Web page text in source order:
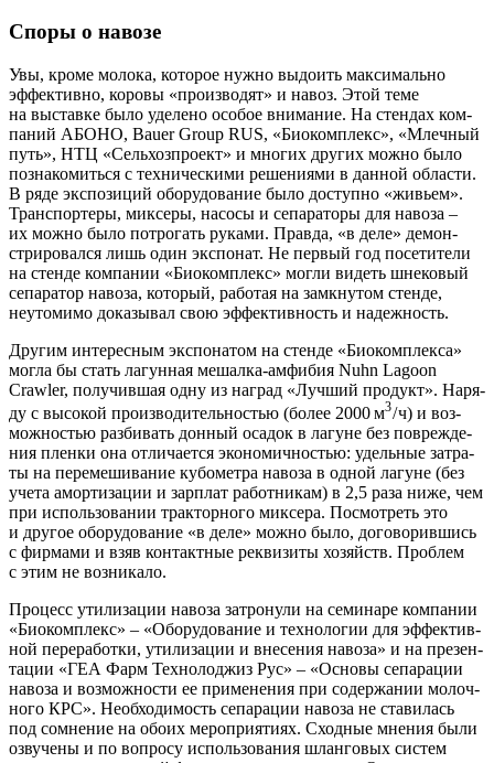
Споры о навозе
Увы, кро­ме моло­ка, кото­рое нуж­но выдо­ить мак­си­маль­но
эффек­тив­но, коро­вы «про­из­во­дят» и навоз. Этой теме
на выстав­ке было уде­ле­но осо­бое вни­ма­ние. На стен­дах ком­
па­ний АБОНО, Bauer Group RUS, «Био­ком­плекс», «Млеч­ный
путь», НТЦ «Сель­хоз­про­ект» и мно­гих дру­гих мож­но было
позна­ко­мить­ся с тех­ни­че­ски­ми реше­ни­я­ми в дан­ной обла­сти.
В ряде экс­по­зи­ций обо­ру­до­ва­ние было доступ­но «живьем».
Транс­пор­те­ры, мик­се­ры, насо­сы и сепа­ра­то­ры для наво­за –
их мож­но было потро­гать рука­ми. Прав­да, «в деле» демон­
стри­ро­вал­ся лишь один экс­по­нат. Не пер­вый год посе­ти­те­ли
на стен­де ком­па­нии «Био­ком­плекс» мог­ли видеть шне­ко­вый
сепа­ра­тор наво­за, кото­рый, рабо­тая на замкну­том стен­де,
неуто­ми­мо дока­зы­вал свою эффек­тив­ность и надежность.
Дру­гим инте­рес­ным экс­по­на­том на стен­де «Био­ком­плек­са»
мог­ла бы стать лагун­ная мешал­ка-амфи­бия Nuhn Lagoon
Crawler, полу­чив­шая одну из наград «Луч­ший про­дукт». Наря­
ду с высо­кой про­из­во­ди­тель­но­стью (более 2000 м3/ ч) и воз­
мож­но­стью раз­би­вать дон­ный оса­док в лагуне без повре­жде­
ния плен­ки она отли­ча­ет­ся эко­но­мич­но­стью: удель­ные затра­
ты на пере­ме­ши­ва­ние кубо­мет­ра наво­за в одной лагуне (без
уче­та амор­ти­за­ции и зар­плат работ­ни­кам) в 2,5 раза ниже, чем
при исполь­зо­ва­нии трак­тор­но­го мик­се­ра. Посмот­реть это
и дру­гое обо­ру­до­ва­ние «в деле» мож­но было, дого­во­рив­шись
с фир­ма­ми и взяв кон­такт­ные рек­ви­зи­ты хозяйств. Про­блем
с этим не возникало.
Про­цесс ути­ли­за­ции наво­за затро­ну­ли на семи­на­ре ком­па­нии
«Био­ком­плекс» – «Обо­ру­до­ва­ние и тех­но­ло­гии для эффек­тив­
ной пере­ра­бот­ки, ути­ли­за­ции и вне­се­ния наво­за» и на пре­зен­
та­ции «ГЕА Фарм Тех­но­лод­жиз Рус» – «Осно­вы сепа­ра­ции
наво­за и воз­мож­но­сти ее при­ме­не­ния при содер­жа­нии молоч­
но­го КРС». Необ­хо­ди­мость сепа­ра­ции наво­за не ста­ви­лась
под сомне­ние на обо­их меро­при­я­ти­ях. Сход­ные мне­ния были
озву­че­ны и по вопро­су исполь­зо­ва­ния шлан­го­вых систем